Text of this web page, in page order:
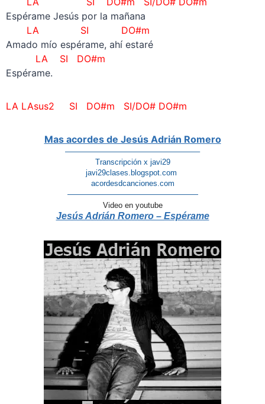
Espérame Jesús por la mañana
LA SI DO#m
Amado mío espérame, ahí estaré
LA SI DO#m
Espérame.
LA LAsus2 SI DO#m SI/DO# DO#m
Mas acordes de Jesús Adrián Romero
—————————————————–
Transcripción x javi29
javi29clases.blogspot.com
acordesdcanciones.com
—————————————————
Video en youtube
Jesús Adrián Romero – Espérame